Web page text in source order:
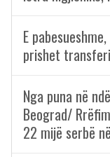
E
prishet
Nga puna në
Beograd/
22 mijë serbë